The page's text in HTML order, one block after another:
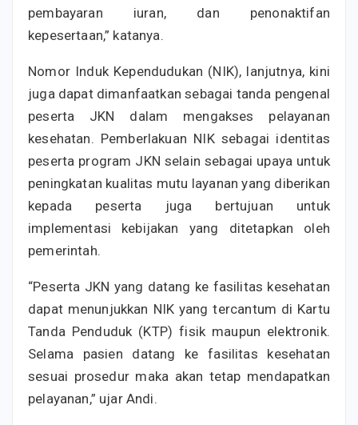
pembayaran iuran, dan penonaktifan
kepesertaan,” katanya.
Nomor Induk Kependudukan (NIK), lanjutnya, kini
juga dapat dimanfaatkan sebagai tanda pengenal
peserta JKN dalam mengakses pelayanan
kesehatan. Pemberlakuan NIK sebagai identitas
peserta program JKN selain sebagai upaya untuk
peningkatan kualitas mutu layanan yang diberikan
kepada peserta juga bertujuan untuk
implementasi kebijakan yang ditetapkan oleh
pemerintah.
“Peserta JKN yang datang ke fasilitas kesehatan
dapat menunjukkan NIK yang tercantum di Kartu
Tanda Penduduk (KTP) fisik maupun elektronik.
Selama pasien datang ke fasilitas kesehatan
sesuai prosedur maka akan tetap mendapatkan
pelayanan,” ujar Andi.